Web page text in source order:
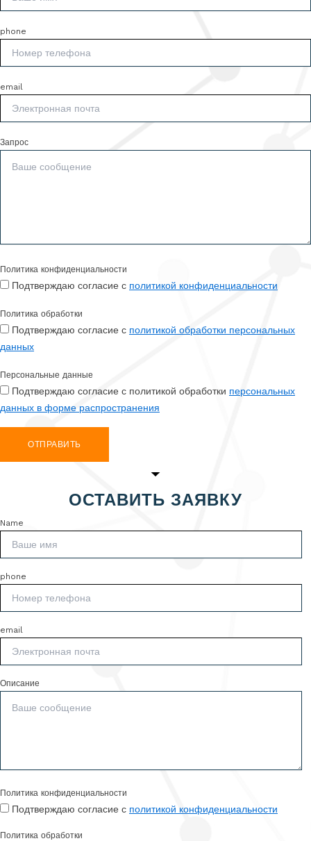
phone
email
Запрос
Политика конфиденциальности
Подтверждаю согласие с политикой конфиденциальности
Политика обработки
Подтверждаю согласие с политикой обработки персональных
данных
Персональные данные
Подтверждаю согласие с политикой обработки персональных
данных в форме распространения
ОТПРАВИТЬ
ОСТАВИТЬ ЗАЯВКУ
Name
phone
email
Описание
Политика конфиденциальности
Подтверждаю согласие с политикой конфиденциальности
Политика обработки